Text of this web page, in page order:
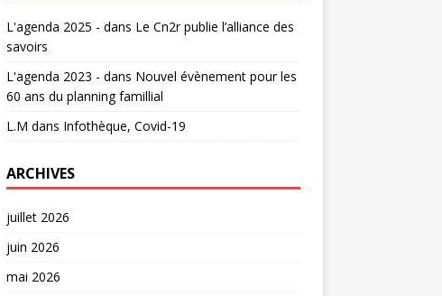
L'agenda 2025 - dans Le Cn2r publie l’alliance des
savoirs
L'agenda 2023 - dans Nouvel évènement pour les
60 ans du planning famillial
L.M dans Infothèque, Covid-19
ARCHIVES
juillet 2026
juin 2026
mai 2026